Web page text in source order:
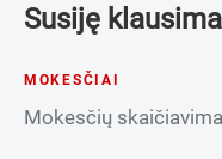
Susiję
MOKESČIAI
Mokesčių